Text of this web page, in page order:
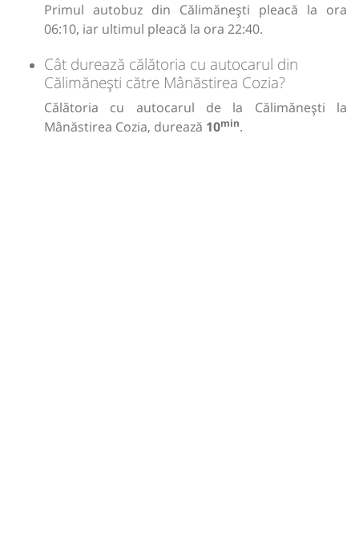
Primul autobuz din Călimănești pleacă la ora
06:10, iar ultimul pleacă la ora 22:40.
Cât durează călătoria cu autocarul din
Călimănești către Mânăstirea Cozia?
Călătoria cu autocarul de la Călimănești la
Mânăstirea Cozia, durează 10min.